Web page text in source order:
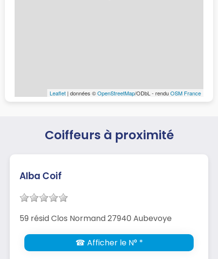
Leaflet | données ©OpenStreetMap/ODbL - renduOSM France
Coiffeurs à proximité
Alba Coif
59 résid Clos Normand 27940 Aubevoye
☎ Afficher le N° *